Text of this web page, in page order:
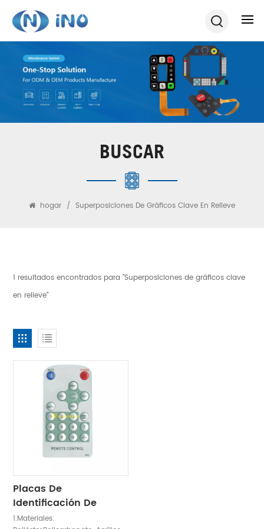
BUSCAR
hogar / Superposiciones De Gráficos Clave En Relieve
1 resultados encontrados para "Superposiciones de gráficos clave
en relieve"
Placas De
Identificación De
Paneles Frontales De
1.Materiales: